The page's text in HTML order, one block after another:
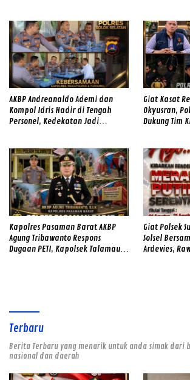
AKBP Andreanaldo Ademi dan
Kompol Idris Hadir di Tengah
Personel, Kedekatan Jadi
Giat Kasat
Okyusran,
Dukung Tim
Kapolres Pasaman Barat AKBP
Agung Tribawanto Respons
Dugaan PETI, Kapolsek Talamau
Giat Polsek
Solsel
Ardevies,
Terbaru
Berita Terbaru yang menarik untuk anda simak dari
nasional dan daerah